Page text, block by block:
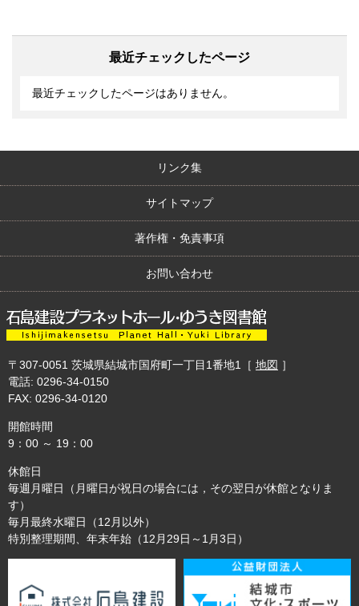
最近チェックしたページ
最近チェックしたページはありません。
リンク集
サイトマップ
著作権・免責事項
お問い合わせ
〒307-0051 茨城県結城市国府町一丁目1番地1 ［ 地図 ］
電話: 0296-34-0150
FAX: 0296-34-0120
開館時間
9：00 ～ 19：00
休館日
毎週月曜日（月曜日が祝日の場合には，その翌日が休館となりま
す）
毎月最終水曜日（12月以外）
特別整理期間、年末年始（12月29日～1月3日）